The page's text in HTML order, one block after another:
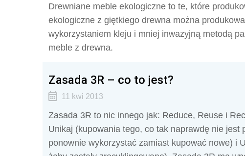
Drewniane meble ekologiczne to te, które
ekologiczne z giętkiego drewna można
wykorzystaniem kleju i mniej inwazyjną metodą
meble z drewna.
Zasada 3R – co to jest?
11 kwi 2013
Zasada 3R to nic innego jak: Reduce, Reuse i
Unikaj (kupowania tego, co tak naprawdę nie
ponownie wykorzystać zamiast kupować nowe) i